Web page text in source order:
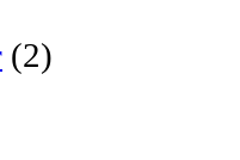
(2)